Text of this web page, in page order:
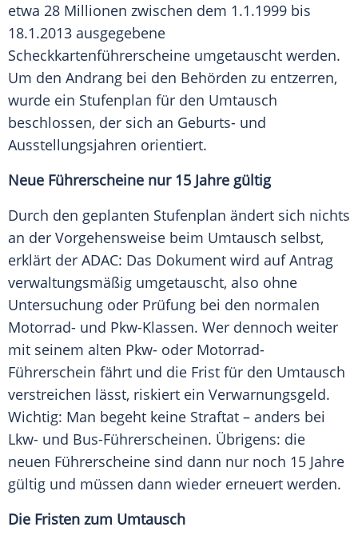
etwa 28 Millionen zwischen dem 1.1.1999 bis
18.1.2013 ausgegebene
Scheckkartenführerscheine umgetauscht werden.
Um den Andrang bei den Behörden zu entzerren,
wurde ein Stufenplan für den Umtausch
beschlossen, der sich an Geburts- und
Ausstellungsjahren orientiert.
Neue Führerscheine nur 15 Jahre gültig
Durch den geplanten Stufenplan ändert sich nichts
an der Vorgehensweise beim Umtausch selbst,
erklärt der ADAC: Das Dokument wird auf Antrag
verwaltungsmäßig umgetauscht, also ohne
Untersuchung oder Prüfung bei den normalen
Motorrad- und Pkw-Klassen. Wer dennoch weiter
mit seinem alten Pkw- oder Motorrad-
Führerschein fährt und die Frist für den Umtausch
verstreichen lässt, riskiert ein Verwarnungsgeld.
Wichtig: Man begeht keine Straftat – anders bei
Lkw- und Bus-Führerscheinen. Übrigens: die
neuen Führerscheine sind dann nur noch 15 Jahre
gültig und müssen dann wieder erneuert werden.
Die Fristen zum Umtausch